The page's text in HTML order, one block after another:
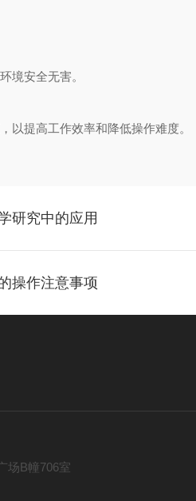
安全无害。
提高工作效率和降低操作难度。
研究中的应用
操作注意事项
场B幢706室